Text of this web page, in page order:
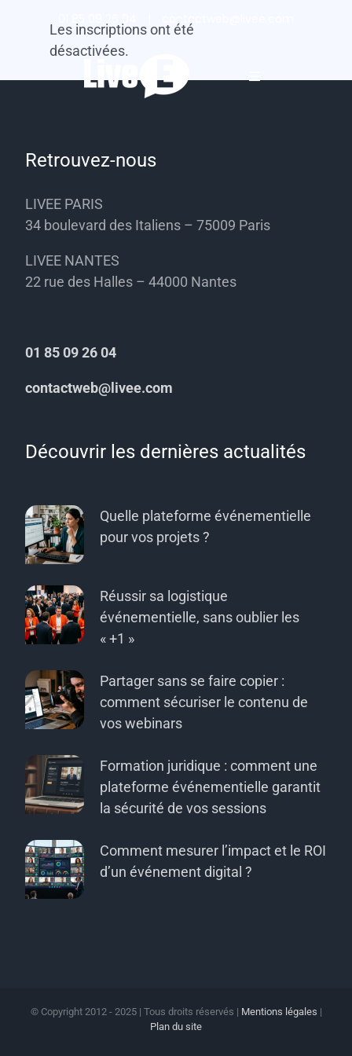
contenu
contactweb@livee.com
Toggle
Trouvez votre solution
Ressources
Les inscriptions ont été
désactivées.
Retrouvez-nous
LIVEE PARIS
34 boulevard des Italiens – 75009 Paris
LIVEE NANTES
22 rue des Halles – 44000 Nantes
01 85 09 26 04
contactweb@livee.com
Découvrir les dernières actualités
Quelle plateforme événementielle
pour vos projets ?
Réussir sa logistique
événementielle, sans oublier les
« +1 »
Partager sans se faire copier :
comment sécuriser le contenu de
vos webinars
Formation juridique : comment une
plateforme événementielle garantit
la sécurité de vos sessions
Comment mesurer l’impact et le ROI
d’un événement digital ?
© Copyright 2012 - 2025 | Tous droits réservés | Mentions légales |
Plan du site